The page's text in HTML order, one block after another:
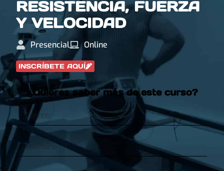
RESISTENCIA, FUERZA
Y VELOCIDAD
Presencial Online
INSCRÍBETE AQUÍ
¿Quieres saber más de este curso?